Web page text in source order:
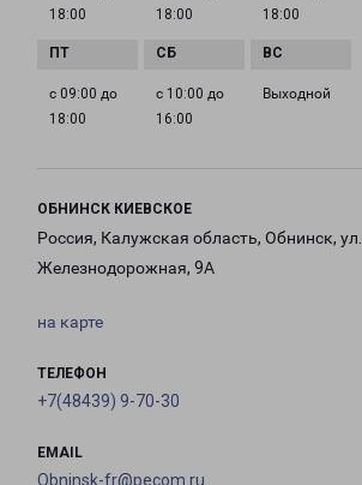
18:00
18:00
18:00
с 09:00 до
18:00
с 10:00 до
16:00
Выходной
ОБНИНСК КИЕВСКОЕ
Россия, Калужская область, Обнинск, ул.
Железнодорожная, 9А
на карте
ТЕЛЕФОН
+7(48439) 9-70-30
EMAIL
Obninsk-fr@pecom.ru